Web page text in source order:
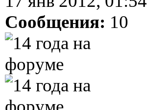
Сообщения: 10